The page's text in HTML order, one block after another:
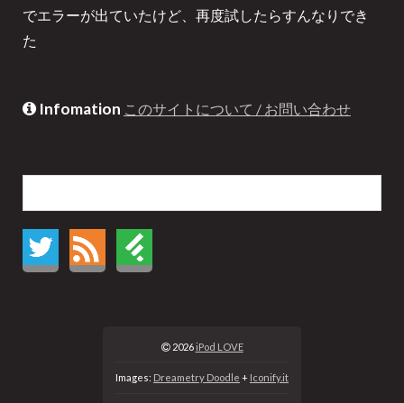
でエラーが出ていたけど、再度試したらすんなりでき
た
Infomation このサイトについて / お問い合わせ
2026iPod LOVE
Images: Dreametry Doodle + Iconify.it